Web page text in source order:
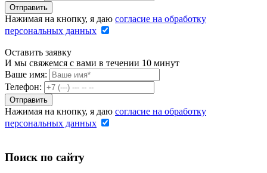
Нажимая на кнопку, я даю согласие на обработку
персональных данных
Оставить заявку
И мы свяжемся с вами в течении 10 минут
Ваше имя:
Телефон:
Нажимая на кнопку, я даю согласие на обработку
персональных данных
Поиск по сайту